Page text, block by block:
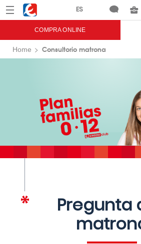
Menú Eroski
COMPRA ONLINE
Home Consultorio matrona
Pregunta